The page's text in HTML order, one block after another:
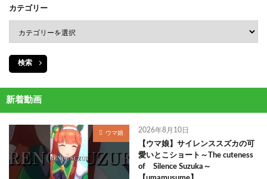
カテゴリー
検索
新着動画
ウマ娘 2026年8月10日
【ウマ娘】サイレンススズカの可
愛いとこショート～The cuteness
of Silence Suzuka～